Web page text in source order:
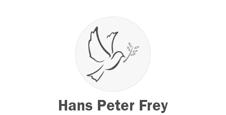
Hans Peter Frey